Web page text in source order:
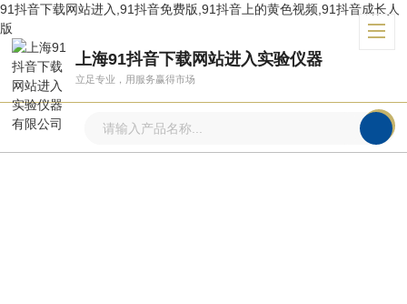
91抖音下载网站进入,91抖音免费版,91抖音上的黄色视频,91抖音成长人
版
上海91抖音下载网站进入实验仪器
立足专业，用服务赢得市场